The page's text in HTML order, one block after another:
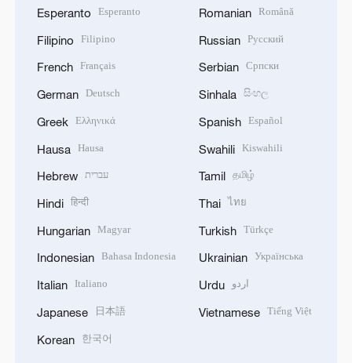
Esperanto Esperanto
Filipino Filipino
French Français
German Deutsch
Greek Ελληνικά
Hausa Hausa
Hebrew עברית
Hindi हिन्दी
Hungarian Magyar
Indonesian Bahasa Indonesia
Italian Italiano
Japanese 日本語
Korean 한국어
Romanian Română
Russian Русский
Serbian Српски
Sinhala සිංහල
Spanish Español
Swahili Kiswahili
Tamil தமிழ்
Thai ไทย
Turkish Türkçe
Ukrainian Українська
Urdu اردو
Vietnamese Tiếng Việt